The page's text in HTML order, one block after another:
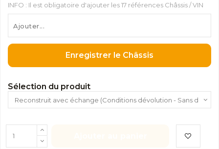
INFO : Il est obligatoire d'ajouter les 17 références Châssis / VIN
Enregistrer le Châssis
Sélection du produit